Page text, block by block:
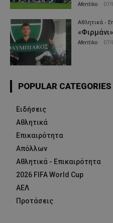
Afentiko 07/
Αθλητικά -
Afentiko 07/
POPULAR CATEGORIES
Ειδήσεις
Αθλητικά
Επικαιρότητα
Απόλλων
Αθλητικά - Επικαιρότητα
2026 FIFA World Cup
ΑΕΛ
Προτάσεις